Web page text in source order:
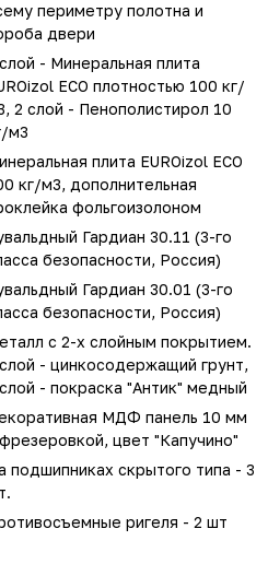
периметру полотна и
двери
- Минеральная плита
ECO плотностью 100 кг/
2 слой - Пенополистирол 10
м3
плита EUROizol ECO
кг/м3, дополнительная
фольгоизолоном
Гардиан 30.11 (3-го
безопасности, Россия)
Гардиан 30.01 (3-го
безопасности, Россия)
с 2-х слойным покрытием.
- цинкосодержащий грунт,
- покраска "Антик" медный
МДФ панель 10 мм
цвет "Капучино"
подшипниках скрытого типа - 3
ригеля - 2 шт